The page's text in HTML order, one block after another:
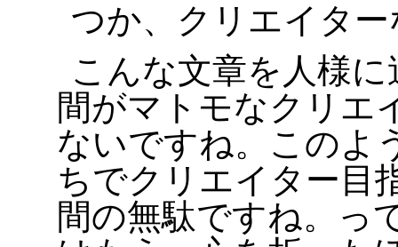
つか、クリエイタ
こんな文章を人様
間がマトモなクリエ
ないですね。このよ
ちでクリエイター目
間の無駄ですね。っ